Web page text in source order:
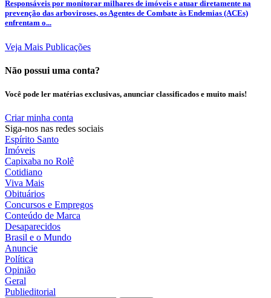
Responsáveis por monitorar milhares de imóveis e atuar diretamente na
prevenção das arboviroses, os Agentes de Combate às Endemias (ACEs)
enfrentam o...
Veja Mais Publicações
Não possui uma conta?
Você pode ler matérias exclusivas, anunciar classificados e muito mais!
Criar minha conta
Siga-nos nas redes sociais
Espírito Santo
Imóveis
Capixaba no Rolê
Cotidiano
Viva Mais
Obituários
Concursos e Empregos
Conteúdo de Marca
Desaparecidos
Brasil e o Mundo
Anuncie
Política
Opinião
Geral
Publieditorial